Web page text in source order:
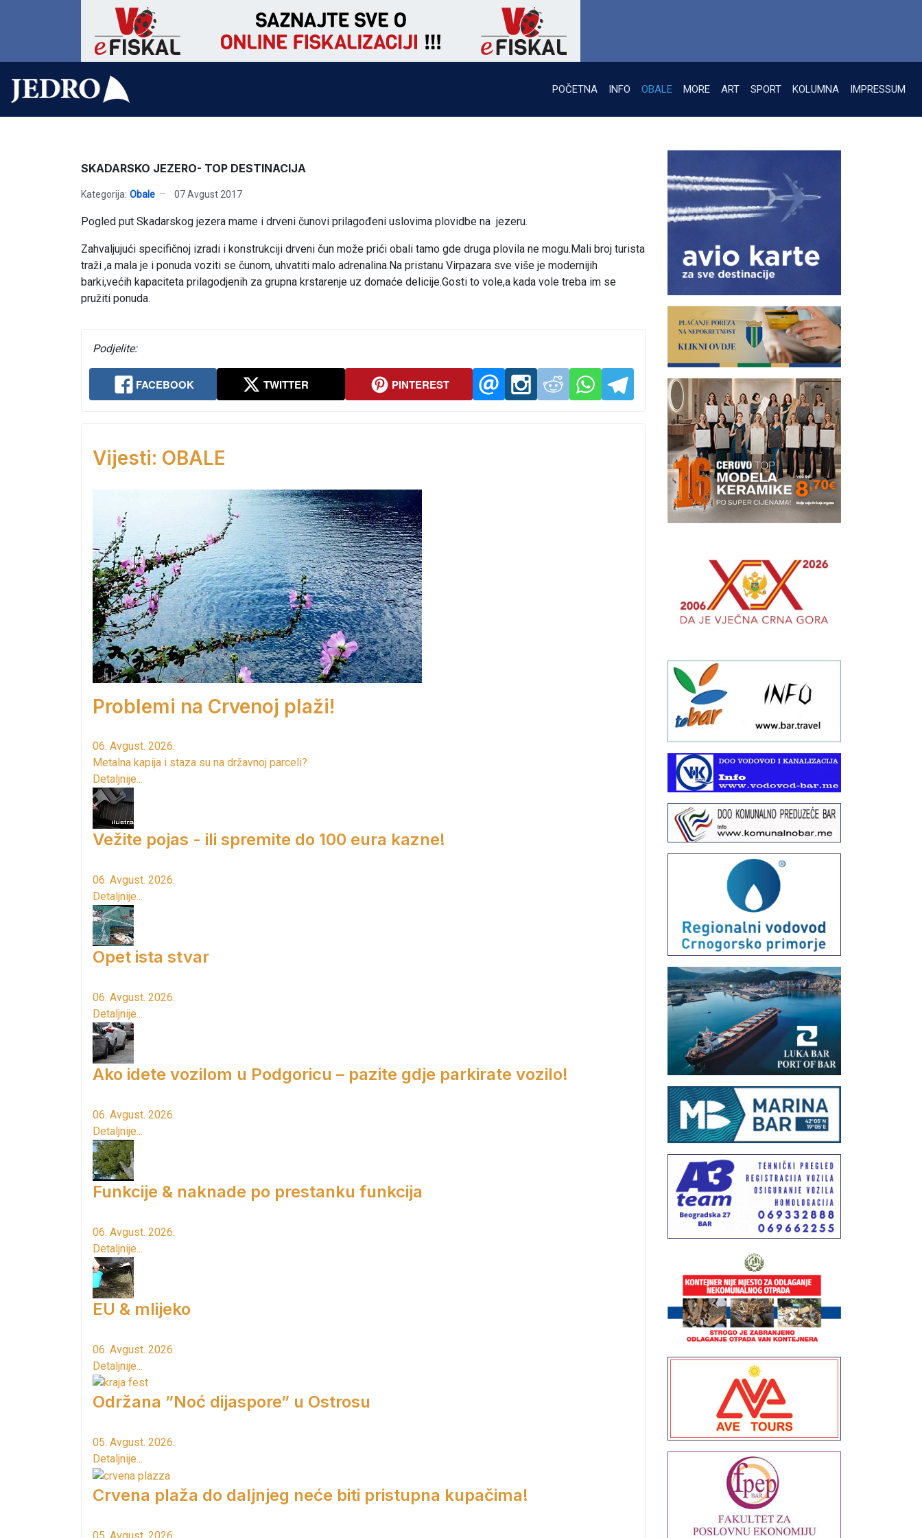
POČETNA INFO OBALE MORE ART SPORT KOLUMNA IMPRESSUM
SKADARSKO JEZERO- TOP DESTINACIJA
Kategorija: Obale 07 Avgust 2017
Pogled put Skadarskog jezera mame i drveni čunovi prilagođeni uslovima plovidbe na jezeru.
Zahvaljujući specifičnoj izradi i konstrukciji drveni čun može prići obali tamo gde druga plovila ne mogu.Mali broj turista
traži ,a mala je i ponuda voziti se čunom, uhvatiti malo adrenalina.Na pristanu Virpazara sve više je modernijih
barki,većih kapaciteta prilagodjenih za grupna krstarenje uz domaće delicije.Gosti to vole,a kada vole treba im se
pružiti ponuda.
Podjelite:
FACEBOOK TWITTER PINTEREST
Vijesti: OBALE
Problemi na Crvenoj plaži!
06. Avgust. 2026.
Metalna kapija i staza su na državnoj parceli?
Detaljnije...
Vežite pojas - ili spremite do 100 eura kazne!
06. Avgust. 2026.
Detaljnije...
Opet ista stvar
06. Avgust. 2026.
Detaljnije...
Ako idete vozilom u Podgoricu – pazite gdje parkirate vozilo!
06. Avgust. 2026.
Detaljnije...
Funkcije & naknade po prestanku funkcija
06. Avgust. 2026.
Detaljnije...
EU & mlijeko
06. Avgust. 2026.
Detaljnije...
Održana ”Noć dijaspore” u Ostrosu
05. Avgust. 2026.
Detaljnije...
Crvena plaža do daljnjeg neće biti pristupna kupačima!